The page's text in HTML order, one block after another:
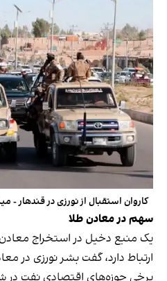
کاروان استقبال از نورزی در قندهار - میزان
سهم در معادن طلا
یک منبع دخیل در استخراج
ارتباط دارد، گفت بشر نورزی در
برخی حوزه‌های اقتصادی نفت در